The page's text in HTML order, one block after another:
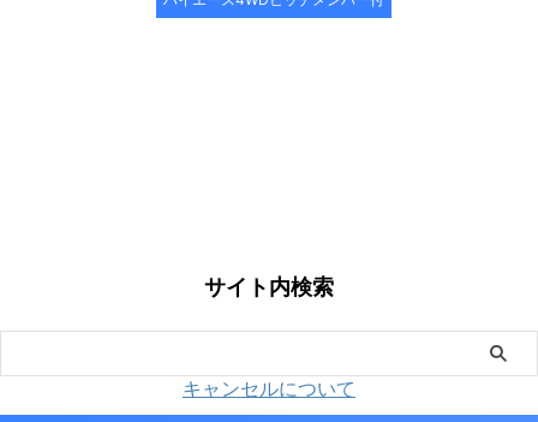
サイト内検索
キャンセルについて